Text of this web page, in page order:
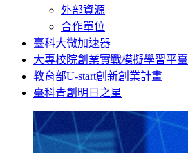
外部資源
合作單位
臺科大微加速器
大專校院創業實戰模擬學習平臺
教育部U-start創新創業計畫
臺科青創明日之星